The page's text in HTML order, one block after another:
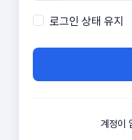
로그인 상태 유지
계정이